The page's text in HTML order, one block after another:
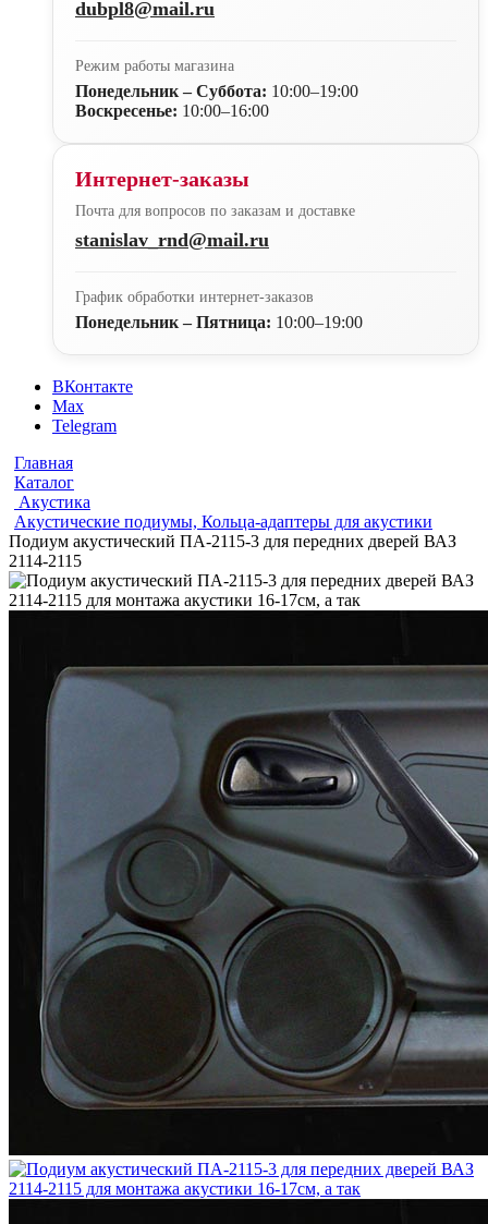
dubpl8@mail.ru
Режим работы магазина
Понедельник – Суббота: 10:00–19:00
Воскресенье: 10:00–16:00
Интернет-заказы
Почта для вопросов по заказам и доставке
stanislav_rnd@mail.ru
График обработки интернет-заказов
Понедельник – Пятница: 10:00–19:00
ВКонтакте
Max
Telegram
Главная
Каталог
Акустика
Акустические подиумы, Кольца-адаптеры для акустики
Подиум акустический ПА-2115-3 для передних дверей ВАЗ
2114-2115